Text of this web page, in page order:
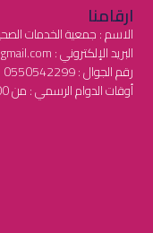
ارقامنا
الاسم : جمعية الخدمات
البريد الإلكتروني : Ourhealth2030@gmail.com
رقم الجوال : 0550542299
أوقات الدوام الرسمي : من 8:00 حتى 04:00